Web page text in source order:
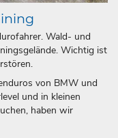
Wald- und
Wichtig ist
von BMW und
und in kleinen
haben wir